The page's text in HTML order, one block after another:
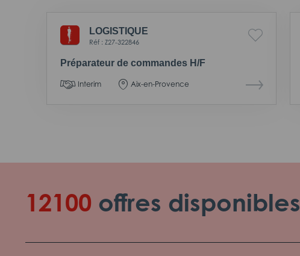
LOGISTIQUE
Réf : Z27-322846
Préparateur de commandes H/F
Interim Aix-en-Provence
12100 offres disponibles